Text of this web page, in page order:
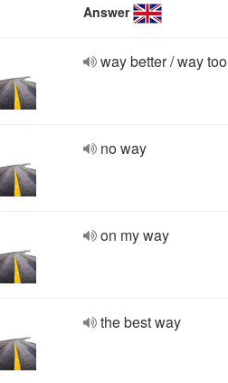
Answer
way better / way too
no way
on my way
the best way